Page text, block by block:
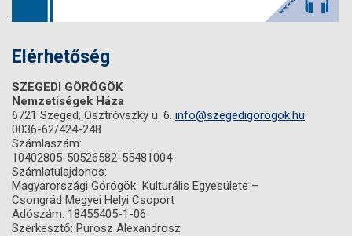
Elérhetőség
SZEGEDI GÖRÖGÖK
Nemzetiségek Háza
6721 Szeged, Osztróvszky u. 6. info@szegedigorogok.hu
0036-62/424-248
Számlaszám:
10402805-50526582-55481004
Számlatulajdonos:
Magyarországi Görögök Kulturális Egyesülete –
Csongrád Megyei Helyi Csoport
Adószám: 18455405-1-06
Szerkesztő: Purosz Alexandrosz